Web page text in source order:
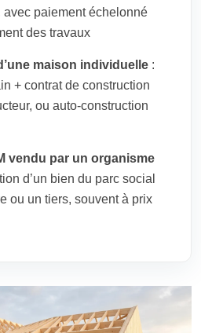
avec paiement échelonné
des travaux
maison individuelle :
+ contrat de construction
ou auto-construction
vendu par un organisme
d’un bien du parc social
ou un tiers, souvent à prix